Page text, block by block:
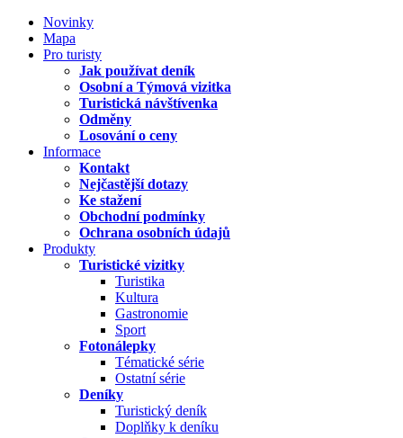
Novinky
Mapa
Pro turisty
Jak používat deník
Osobní a Týmová vizitka
Turistická návštívenka
Odměny
Losování o ceny
Informace
Kontakt
Nejčastější dotazy
Ke stažení
Obchodní podmínky
Ochrana osobních údajů
Produkty
Turistické vizitky
Turistika
Kultura
Gastronomie
Sport
Fotonálepky
Tématické série
Ostatní série
Deníky
Turistický deník
Doplňky k deníku